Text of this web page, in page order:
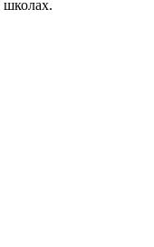
школах.